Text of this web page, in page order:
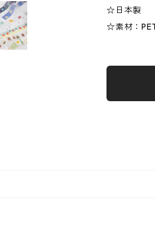
☆日本製
☆素材：